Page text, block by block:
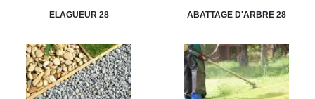
ELAGUEUR 28 ABATTAGE D'ARBRE 28